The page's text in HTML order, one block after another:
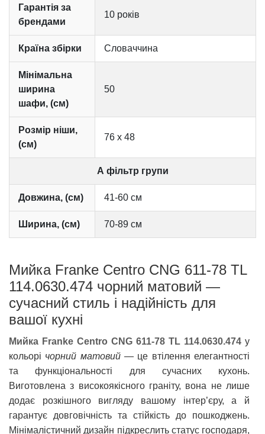
Гарантія за
брендами
10 років
Країна збірки Словаччина
Мінімальна
ширина
шафи, (см)
50
Розмір ніши,
(см)
76 х 48
А фільтр групи
Довжина, (см) 41-60 см
Ширина, (см) 70-89 см
Мийка Franke Centro CNG 611-78 TL
114.0630.474 чорний матовий —
сучасний стиль і надійність для
вашої кухні
Мийка Franke Centro CNG 611-78 TL 114.0630.474 у
кольорі чорний матовий— це втілення елегантності
та функціональності для сучасних кухонь.
Виготовлена з високоякісного граніту, вона не лише
додає розкішного вигляду вашому інтер’єру, а й
гарантує довговічність та стійкість до пошкоджень.
Мінімалістичний дизайн підкреслить статус господаря,